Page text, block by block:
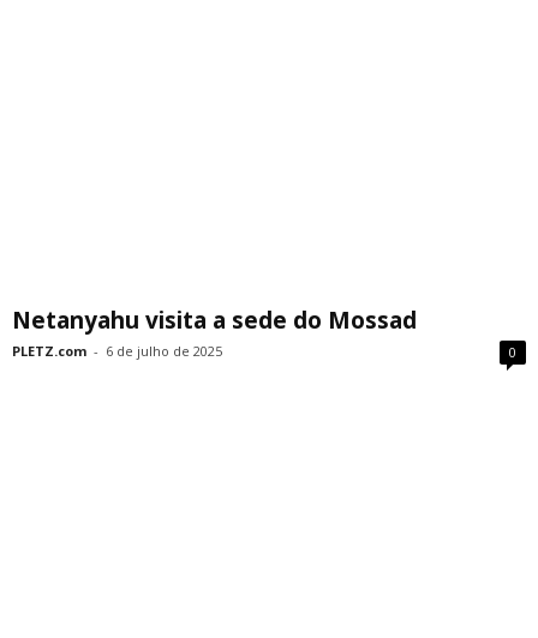
Netanyahu visita a sede do Mossad
PLETZ.com - 6 de julho de 2025 0